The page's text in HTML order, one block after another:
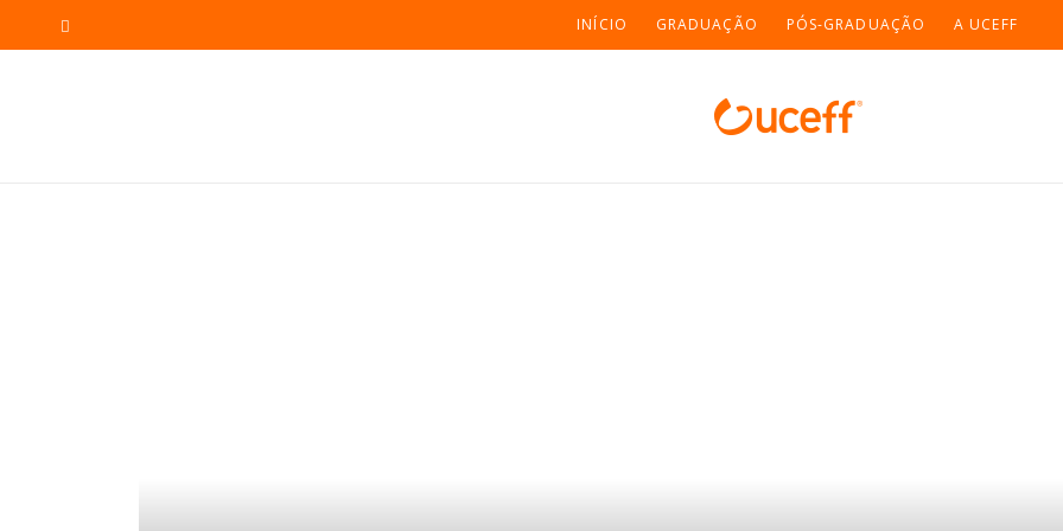
INÍCIO GRADUAÇÃO PÓS-GRADUAÇÃO A UCEFF